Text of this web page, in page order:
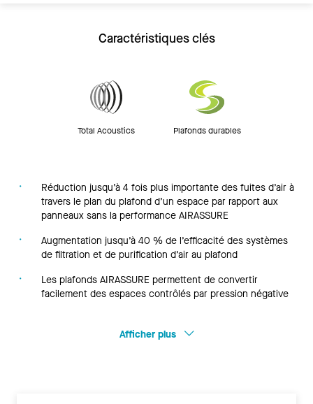
Caractéristiques clés
Total Acoustics Plafonds durables
Réduction jusqu’à 4 fois plus importante des fuites d’air à
travers le plan du plafond d’un espace par rapport aux
panneaux sans la performance AIRASSURE
Augmentation jusqu’à 40 % de l’efficacité des systèmes
de filtration et de purification d’air au plafond
Les plafonds AIRASSURE permettent de convertir
facilement des espaces contrôlés par pression négative
Afficher plus